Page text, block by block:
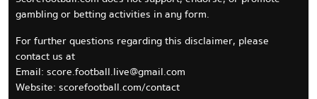
gambling or betting activities in any form.
For further questions regarding this disclaimer, please
contact us at
Email: score.football.live@gmail.com
Website: scorefootball.com/contact